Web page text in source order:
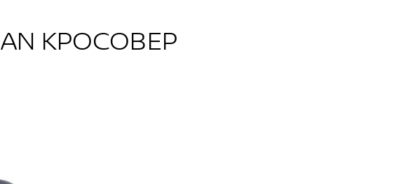
КРОСОВЕР